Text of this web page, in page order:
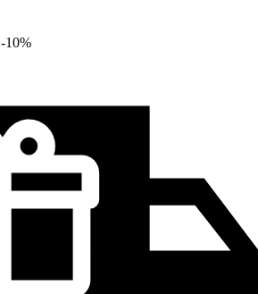
-10%